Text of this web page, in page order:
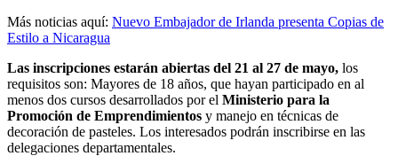
Más noticias aquí: Nuevo Embajador de Irlanda presenta Copias de
Estilo a Nicaragua
Las inscripciones estarán abiertas del 21 al 27 de mayo, los
requisitos son: Mayores de 18 años, que hayan participado en al
menos dos cursos desarrollados por el Ministerio para la
Promoción de Emprendimientos y manejo en técnicas de
decoración de pasteles. Los interesados podrán inscribirse en las
delegaciones departamentales.